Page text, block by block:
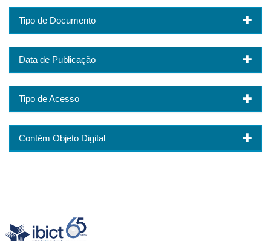
Tipo de Documento
Data de Publicação
Tipo de Acesso
Contém Objeto Digital